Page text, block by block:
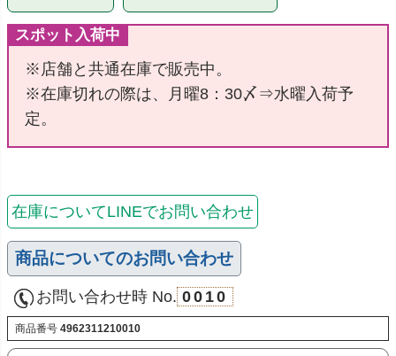
スポット入荷中
※店舗と共通在庫で販売中。
※在庫切れの際は、月曜8：30〆⇒水曜入荷予
定。
在庫についてLINEでお問い合わせ
商品についてのお問い合わせ
お問い合わせ時 No. 0010
商品番号 4962311210010